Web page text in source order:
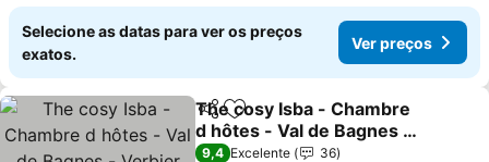
Selecione as datas para ver os preços
exatos.
Ver preços
PartilharAdicionar aos favoritos
The cosy Isba - Chambre
d hôtes - Val de Bagnes -
Verbier
9,4 Excelente
36